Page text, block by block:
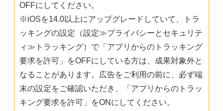
OFFにしてください。
※iOSを14.0以上にアップグレードしていて、トラ
ッキングの設定（設定≫プライバシーとセキュリテ
ィ≫トラッキング）で「アプリからのトラッキング
要求を許可」をOFFにしている方は、成果対象外と
なることがあります。広告をご利用の前に、必ず端
末の設定をご確認いただき、「アプリからのトラッ
キング要求を許可」をONにしてください。